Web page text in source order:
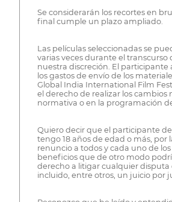
Se considerarán los recortes en
final cumple un plazo ampliado.
Las películas seleccionadas se
varias veces durante el transcurso
nuestra discreción. El participante
los gastos de envío de los
Global India International Film
el derecho de realizar los cambios
normativa o en la programación
Quiero decir que el participante
tengo 18 años de edad o más, por
renuncio a todos y cada uno de
beneficios que de otro modo
derecho a litigar cualquier disputa
incluido, entre otros, un juicio por